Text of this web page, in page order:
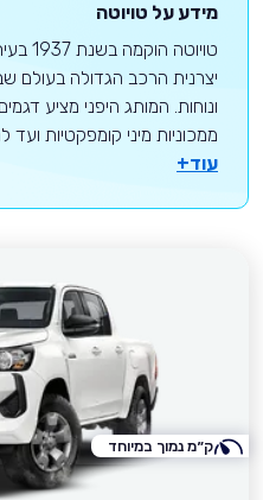
מידע על טויוטה
יצרנית הרכב הגדולה בעולם
ונוחות. המותג היפני מציע
ממכוניות מיני קומפקטיות ועד
עוד+
ק״מ נמוך במיוחד